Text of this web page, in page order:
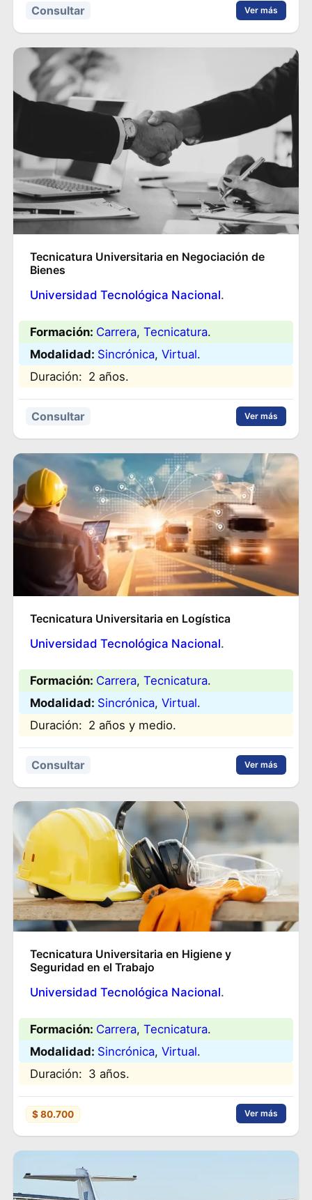
Consultar Ver más
Tecnicatura Universitaria en Negociación de
Bienes
Universidad Tecnológica Nacional.
Formación: Carrera, Tecnicatura.
Modalidad: Sincrónica, Virtual.
Duración: 2 años.
Consultar Ver más
Tecnicatura Universitaria en Logística
Universidad Tecnológica Nacional.
Formación: Carrera, Tecnicatura.
Modalidad: Sincrónica, Virtual.
Duración: 2 años y medio.
Consultar Ver más
Tecnicatura Universitaria en Higiene y
Seguridad en el Trabajo
Universidad Tecnológica Nacional.
Formación: Carrera, Tecnicatura.
Modalidad: Sincrónica, Virtual.
Duración: 3 años.
$ 80.700 Ver más